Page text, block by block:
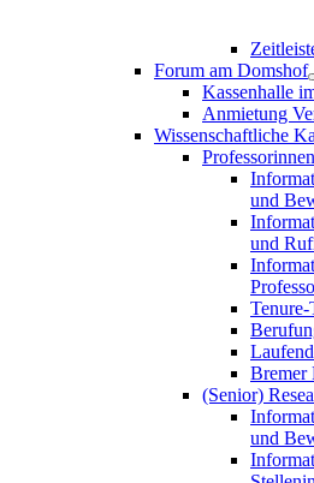
Forum am Domshof
Kassenhalle
Anmietung
Wissenschaftliche
und
und
Bremer
(Senior)
und